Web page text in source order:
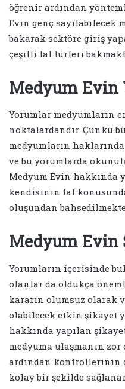
öğrenir ardından
Evin genç sayılabilecek
bakarak sektöre giriş
çeşitli fal türleri
Medyum Evin
Yorumlar medyumların
noktalardandır. Çünkü
medyumların
ve bu yorumlarda
Medyum Evin hakkında
kendisinin fal
oluşundan
Medyum Evin
Yorumların içerisinde
olanlar da oldukça
kararın olumsuz olarak
olabilecek etkin şikayet
hakkında yapılan
medyuma ulaşmanın
ardından kontrollerinin
kolay bir şekilde